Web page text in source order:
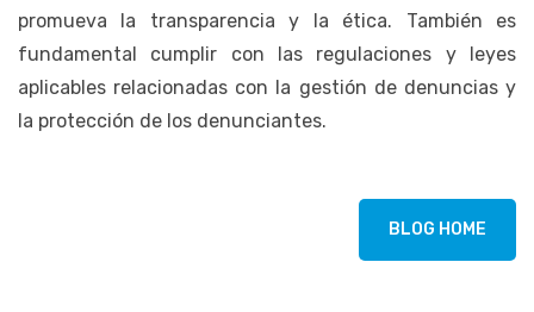
promueva la transparencia y la ética. También es
fundamental cumplir con las regulaciones y leyes
aplicables relacionadas con la gestión de denuncias y
la protección de los denunciantes.
BLOG HOME